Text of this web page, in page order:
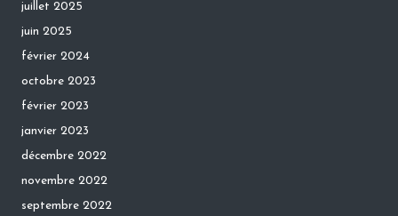
juillet 2025
juin 2025
février 2024
octobre 2023
février 2023
janvier 2023
décembre 2022
novembre 2022
septembre 2022